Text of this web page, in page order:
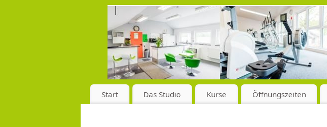
Start Das Studio Kurse Öffnungszeiten